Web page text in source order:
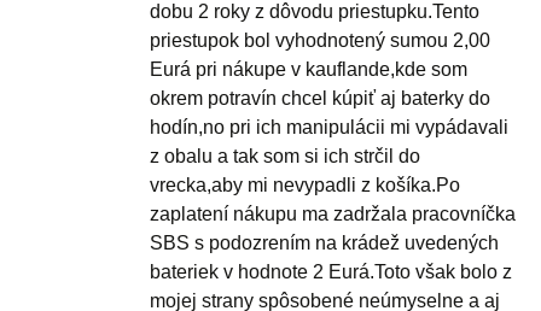
dobu 2 roky z dôvodu priestupku.Tento
priestupok bol vyhodnotený sumou 2,00
Eurá pri nákupe v kauflande,kde som
okrem potravín chcel kúpiť aj baterky do
hodín,no pri ich manipulácii mi vypádavali
z obalu a tak som si ich strčil do
vrecka,aby mi nevypadli z košíka.Po
zaplatení nákupu ma zadržala pracovníčka
SBS s podozrením na krádež uvedených
bateriek v hodnote 2 Eurá.Toto však bolo z
mojej strany spôsobené neúmyselne a aj